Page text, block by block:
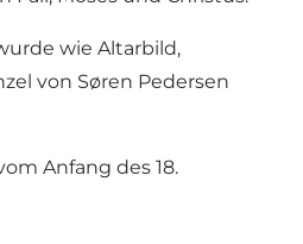
wie Altarbild,
von Søren Pedersen
Anfang des 18.